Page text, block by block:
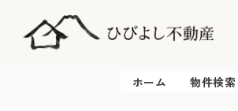
ホーム 物件検索